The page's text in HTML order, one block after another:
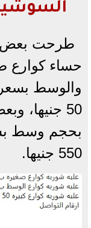
طرحت بعض
50 جنيها،
550 جنيها.